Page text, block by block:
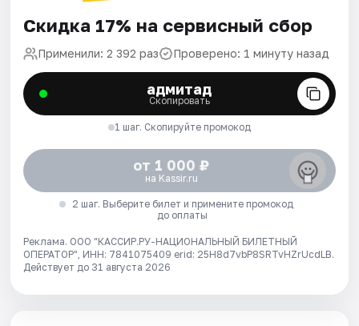
Скидка 17% на сервисный сбор
Применили: 2 392 раз Проверено: 1 минуту назад
адмитад
Скопировать
1 шаг. Скопируйте промокод
от 1 000 ₽
на Kassir.ru
2 шаг. Выберите билет и примените промокод
до оплаты
Реклама. ООО "КАССИР.РУ-НАЦИОНАЛЬНЫЙ БИЛЕТНЫЙ
ОПЕРАТОР", ИНН: 7841075409 erid: 25H8d7vbP8SRTvHZrUcdLB.
Действует до 31 августа 2026